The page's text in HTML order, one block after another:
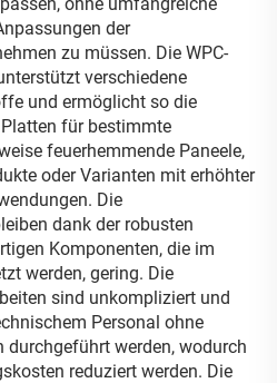
der
zu müssen. Die WPC-
verschiedene
und ermöglicht so die
für bestimmte
feuerhemmende Paneele,
oder Varianten mit erhöhter
Die
dank der robusten
Komponenten, die im
werden, gering. Die
sind unkompliziert und
Personal ohne
werden, wodurch
reduziert werden. Die